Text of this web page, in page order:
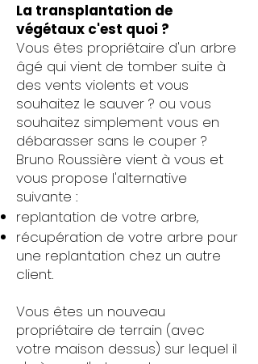
La transplantation de
végétaux c'est quoi ?
Vous êtes propriétaire d'un arbre
âgé qui vient de tomber suite à
des vents violents et vous
souhaitez le sauver ? ou vous
souhaitez simplement vous en
débarasser sans le couper ?
Bruno Roussière vient à vous et
vous propose l'alternative
suivante :
replantation de votre arbre,
récupération de votre arbre pour
une replantation chez un autre
client.
Vous êtes un nouveau
propriétaire de terrain (avec
votre maison dessus) sur lequel il